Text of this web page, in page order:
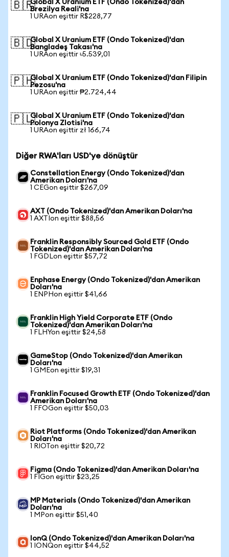
🇧🇷Global X Uranium ETF (Ondo Tokenized)'dan
Brezilya Reali'na
1 URAon eşittir R$228,77
🇧🇩Global X Uranium ETF (Ondo Tokenized)'dan
Bangladeş Takası'na
1 URAon eşittir ৳5.539,01
🇵🇭Global X Uranium ETF (Ondo Tokenized)'dan Filipin
Pezosu'na
1 URAon eşittir ₱2.724,44
🇵🇱Global X Uranium ETF (Ondo Tokenized)'dan
Polonya Zlotisi'na
1 URAon eşittir zł 166,74
Diğer RWA'ları USD'ye dönüştür
Constellation Energy (Ondo Tokenized)'dan
Amerikan Doları'na
1 CEGon eşittir $267,09
AXT (Ondo Tokenized)'dan Amerikan Doları'na
1 AXTIon eşittir $88,56
Franklin Responsibly Sourced Gold ETF (Ondo
Tokenized)'dan Amerikan Doları'na
1 FGDLon eşittir $57,72
Enphase Energy (Ondo Tokenized)'dan Amerikan
Doları'na
1 ENPHon eşittir $41,66
Franklin High Yield Corporate ETF (Ondo
Tokenized)'dan Amerikan Doları'na
1 FLHYon eşittir $24,58
GameStop (Ondo Tokenized)'dan Amerikan
Doları'na
1 GMEon eşittir $19,31
Franklin Focused Growth ETF (Ondo Tokenized)'dan
Amerikan Doları'na
1 FFOGon eşittir $50,03
Riot Platforms (Ondo Tokenized)'dan Amerikan
Doları'na
1 RIOTon eşittir $20,72
Figma (Ondo Tokenized)'dan Amerikan Doları'na
1 FIGon eşittir $23,25
MP Materials (Ondo Tokenized)'dan Amerikan
Doları'na
1 MPon eşittir $51,40
IonQ (Ondo Tokenized)'dan Amerikan Doları'na
1 IONQon eşittir $44,52